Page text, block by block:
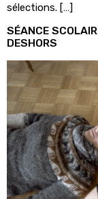
sélections. […]
SÉANCE
DESHORS